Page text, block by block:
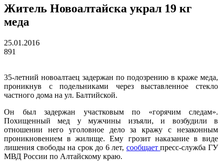
Житель Новоалтайска украл 19 кг
меда
25.01.2016
891
35-летний новоалтаец задержан по подозрению в краже меда,
проникнув с подельниками через выставленное стекло
частного дома на ул. Балтийской.
Он был задержан участковым по «горячим следам».
Похищенный мед у мужчины изъяли, и возбудили в
отношении него уголовное дело за кражу с незаконным
проникновением в жилище. Ему грозит наказание в виде
лишения свободы на срок до 6 лет, сообщаетпресс-служба ГУ
МВД России по Алтайскому краю.